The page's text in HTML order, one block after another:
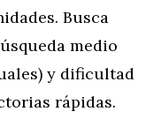
Busca
medio
y dificultad
rápidas.